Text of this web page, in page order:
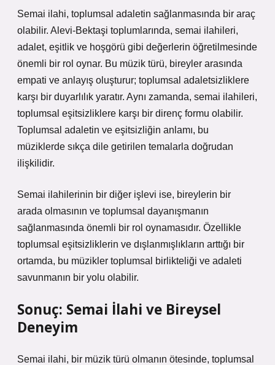
Semai ilahi, toplumsal adaletin sağlanmasında bir araç
olabilir. Alevi-Bektaşi toplumlarında, semai ilahileri,
adalet, eşitlik ve hoşgörü gibi değerlerin öğretilmesinde
önemli bir rol oynar. Bu müzik türü, bireyler arasında
empati ve anlayış oluşturur; toplumsal adaletsizliklere
karşı bir duyarlılık yaratır. Aynı zamanda, semai ilahileri,
toplumsal eşitsizliklere karşı bir direnç formu olabilir.
Toplumsal adaletin ve eşitsizliğin anlamı, bu
müziklerde sıkça dile getirilen temalarla doğrudan
ilişkilidir.
Semai ilahilerinin bir diğer işlevi ise, bireylerin bir
arada olmasının ve toplumsal dayanışmanın
sağlanmasında önemli bir rol oynamasıdır. Özellikle
toplumsal eşitsizliklerin ve dışlanmışlıkların arttığı bir
ortamda, bu müzikler toplumsal birlikteliği ve adaleti
savunmanın bir yolu olabilir.
Sonuç: Semai İlahi ve Bireysel
Deneyim
Semai ilahi, bir müzik türü olmanın ötesinde, toplumsal